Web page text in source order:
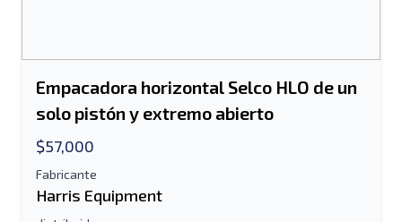
Empacadora horizontal Selco HLO de un
solo pistón y extremo abierto
$57,000
Fabricante
Harris Equipment